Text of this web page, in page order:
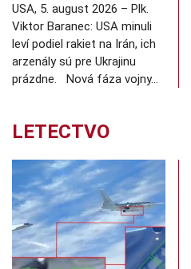
USA, 5. august 2026 – Plk.
Viktor Baranec: USA minuli
leví podiel rakiet na Irán, ich
arzenály sú pre Ukrajinu
prázdne. Nová fáza vojny…
LETECTVO